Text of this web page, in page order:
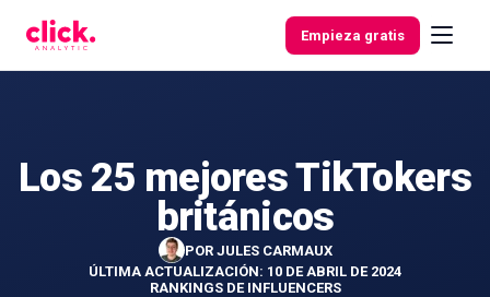
Empieza gratis
Funcionalidades
Herramientas
gratuitas
Los 25 mejores TikTokers
británicos
POR JULES CARMAUX
ÚLTIMA ACTUALIZACIÓN: 10 DE ABRIL DE 2024
RANKINGS DE INFLUENCERS